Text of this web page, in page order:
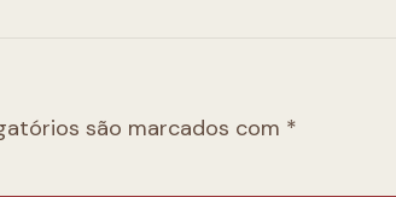
são marcados com *